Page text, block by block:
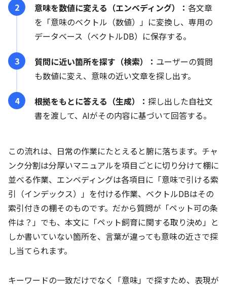
意味を数値に変える（エンベディング）： 各文章
を「意味のベクトル（数値）」に変換し、専用の
データベース（ベクトルDB）に保存する。
質問に近い箇所を探す（検索）： ユーザーの質問
も数値に変え、意味の近い文章を探し出す。
根拠をもとに答える（生成）： 探し出した自社文
書を渡して、AIがその内容に基づいて回答する。
この流れは、日常の作業にたとえると腑に落ちます。チャ
ンク分割は分厚いマニュアルを項目ごとに切り分けて棚に
並べる作業、エンベディングは各項目に「意味で引ける索
引（インデックス）」を付ける作業、ベクトルDBはその
索引付きの棚そのものです。だから質問が「ペット可の条
件は？」でも、本文に「ペット飼育に関する取り決め」と
しか書いていない箇所を、言葉が違っても意味の近さで探
し当てられます。
キーワードの一致だけでなく「意味」で探すため、表現が